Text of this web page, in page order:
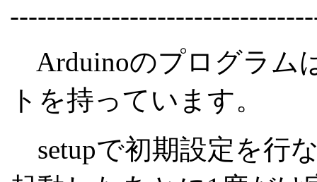
Arduinoのプログラム
トを持っています。
setupで初期設定を行